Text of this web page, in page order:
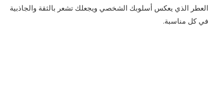
العطر الذي يعكس أسلوبك الشخصي ويجعلك تشعر بالثقة والجاذبية
في كل مناسبة.